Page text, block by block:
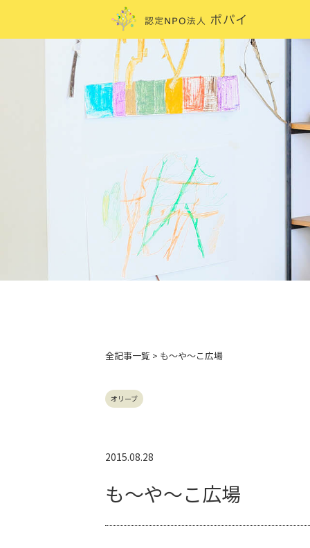
全記事一覧 > も～や～こ広場
オリーブ
2015.08.28
も～や～こ広場